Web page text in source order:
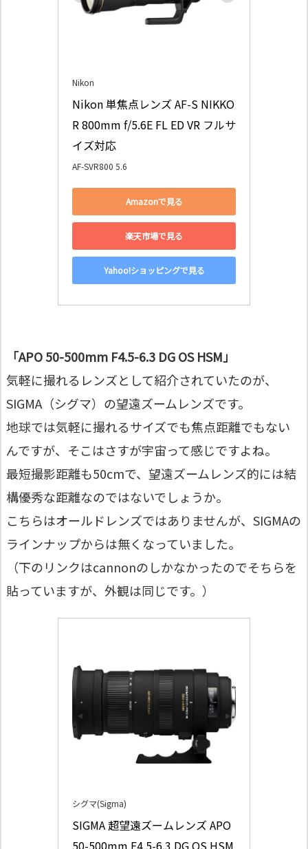
Nikon
Nikon 単焦点レンズ AF-S NIKKO
R 800mm f/5.6E FL ED VR フルサ
イズ対応
AF-SVR800 5.6
Amazonで見る
楽天市場で見る
Yahoo!ショッピングで見る
「APO 50-500mm F4.5-6.3 DG OS HSM」
気軽に撮れるレンズとして紹介されていたのが、
SIGMA（シグマ）の望遠ズームレンズです。
地球では気軽に撮れるサイズでも焦点距離でもない
んですが、そこはさすが宇宙って感じですよね。
最短撮影距離も50cmで、望遠ズームレンズ的には結
構優秀な距離なのではないでしょうか。
こちらはオールドレンズではありませんが、SIGMAの
ラインナップからは無くなっていました。
（下のリンクはcannonのしかなかったのでそちらを
貼っていますが、外観は同じです。）
シグマ(Sigma)
SIGMA 超望遠ズームレンズ APO